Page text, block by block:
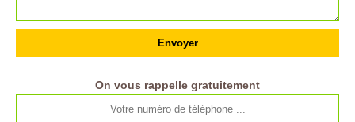
On vous rappelle gratuitement